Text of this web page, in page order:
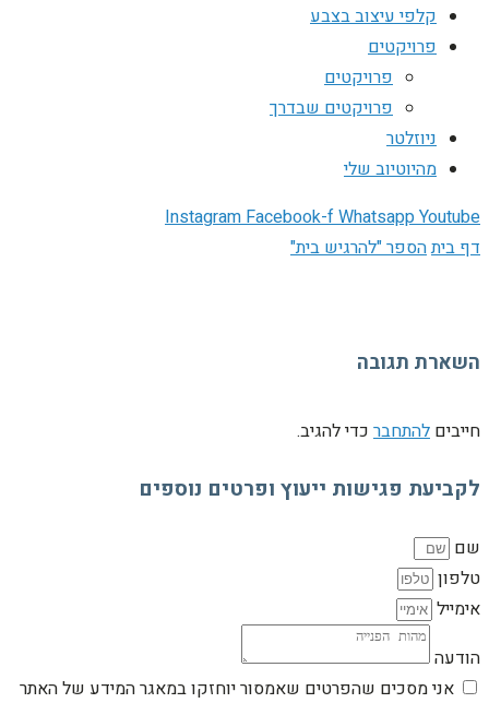
קלפי עיצוב בצבע
פרויקטים
פרויקטים
פרויקטים שבדרך
ניוזלטר
מהיוטיוב שלי
InstagramFacebook-fWhatsappYoutube
דף ביתהספר "להרגיש בית"
השארת תגובה
חייבים להתחבר כדי להגיב.
לקביעת פגישות ייעוץ ופרטים נוספים
שם
טלפון
אימייל
הודעה
אני מסכים שהפרטים שאמסור יוחזקו במאגר המידע של האתר